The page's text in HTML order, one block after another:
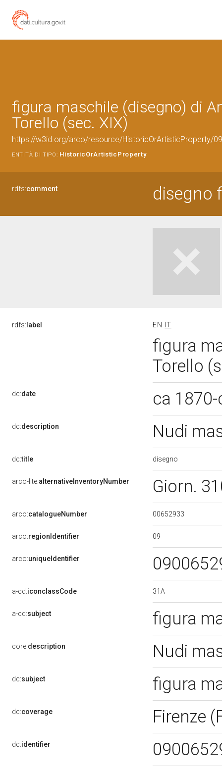
figura maschile (disegno) di
Torello (sec. XIX)
https://w3id.org/arco/resource/HistoricOrArtisticProperty/
ENTITÀ DI TIPO: HistoricOrArtisticProperty
rdfs:comment disegno
rdfs: label EN IT
figura
Torello
dc:date ca
dc:description Nudi
dc:title disegno
arco-lite:alternativeInventoryNumber Giorn.
arco:catalogueNumber 00652933
arco:regionIdentifier 09
arco:uniqueIdentifier
a-cd:iconclassCode 31A
a-cd:subject figura
core:description Nudi
dc:subject figura
dc:coverage Firenze
dc:identifier